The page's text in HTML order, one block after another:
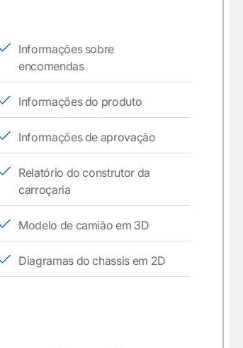
Informações sobre
encomendas
Informações do produto
Informações de aprovação
Relatório do construtor da
carroçaria
Modelo de camião em 3D
Diagramas do chassis em 2D